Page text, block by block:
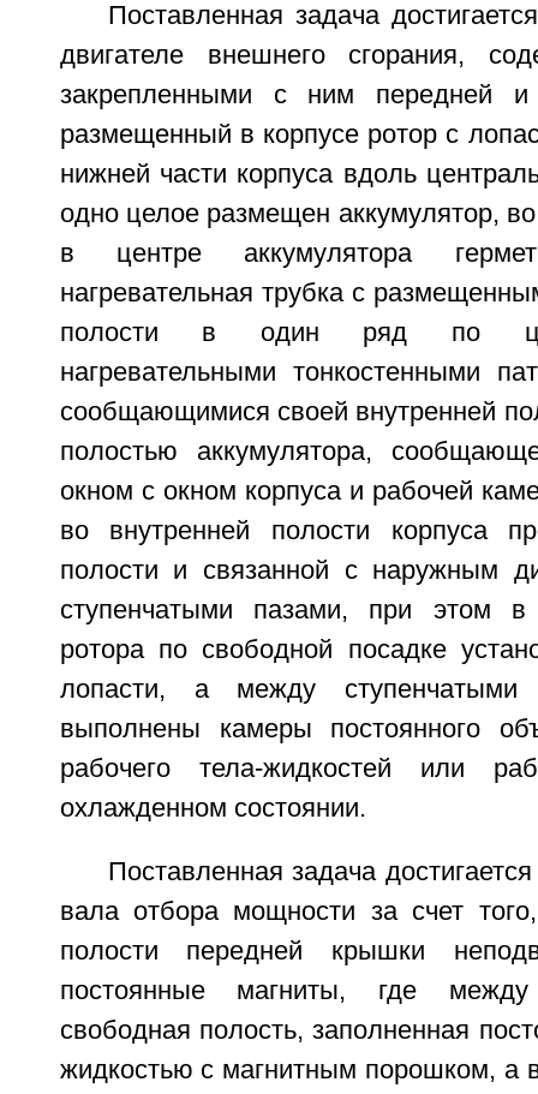
Поставленная задача
двигателе внешнего сгорания,
закрепленными с ним передней
размещенный в корпусе ротор с
нижней части корпуса вдоль
одно целое размещен аккумулятор,
в центре аккумулятора
нагревательная трубка с
полости в один ряд по
нагревательными тонкостенными
сообщающимися своей внутренней
полостью аккумулятора,
окном с окном корпуса и рабочей
во внутренней полости корпуса
полости и связанной с наружным
ступенчатыми пазами, при этом в
ротора по свободной посадке
лопасти, а между ступенчатыми
выполнены камеры постоянного
рабочего тела-жидкостей или
охлажденном состоянии.
Поставленная задача
вала отбора мощности за счет
полости передней крышки
постоянные магниты, где
свободная полость, заполненная
жидкостью с магнитным порошком, а